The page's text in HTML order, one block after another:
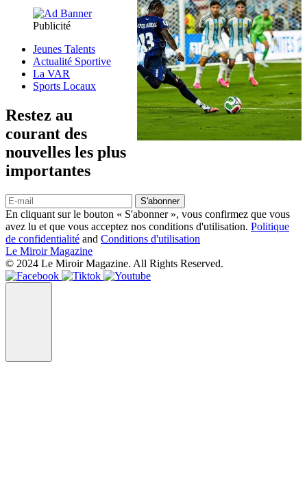
Publicité
Jeunes Talents
Actualité Sportive
La VAR
Sports Locaux
Restez au
courant des
nouvelles les plus
importantes
S'abonner
En cliquant sur le bouton « S'abonner », vous confirmez que vous
avez lu et que vous acceptez nos conditions d'utilisation. Politique
de confidentialité and Conditions d'utilisation
Le Miroir Magazine
© 2024 Le Miroir Magazine. All Rights Reserved.